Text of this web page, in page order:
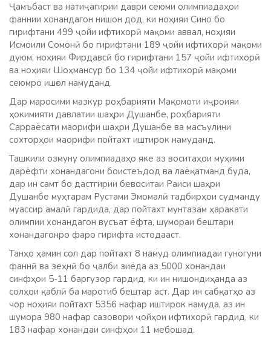
Ҷамъбаст ва натиҷагирии даври сеюми олимпиадаҳои
фаннии хонандагон нишон дод, ки ноҳияи Сино бо
гирифтани 499 ҷойи ифтихорӣ мақоми аввал, ноҳияи
Исмоили Сомонӣ бо гирифтани 189 ҷойи ифтихорӣ мақоми
дуюм, ноҳияи Фирдавсӣ бо гирифтани 157 ҷойи ифтихорӣ
ва ноҳияи Шоҳмансур бо 134 ҷойи ифтихорӣ мақоми
сеюмро ишғол намуданд.
Дар маросими мазкур роҳбарияти Мақомоти иҷроияи
ҳокимияти давлатии шаҳри Душанбе, роҳбарияти
Сарраёсати маорифи шаҳри Душанбе ва масъулини
сохторҳои маорифи пойтахт иштирок намуданд.
Ташкили озмуну олимпиадаҳо яке аз воситаҳои муҳими
дарёфти хонандагони боистеъдод ва лаёқатманд буда,
дар ин самт бо дастгирии бевоситаи Раиси шаҳри
Душанбе муҳтарам Рустами Эмомалӣ тадбирҳои судманду
муассир амалӣ гардида, дар пойтахт мунтазам ҳаракати
олимпии хонандагон вусъат ёфта, шумораи бештари
хонандагонро фаро гирифта истодааст.
Танҳо ҳамин сол дар пойтахт 8 намуд олимпиадаи гуногуни
фаннӣ ва зеҳнӣ бо ҷалби зиёда аз 5000 хонандаи
синфҳои 5-11 баргузор гардид, ки ин нишондиҳанда аз
солҳои қаблӣ ба маротиб бештар аст. Дар ин сабқатҳо аз
чор ноҳияи пойтахт 5356 нафар иштирок намуда, аз ин
шумора 980 нафар сазовори ҷойҳои ифтихорӣ гардид, ки
183 нафар хонандаи синфҳои 11 мебошад.